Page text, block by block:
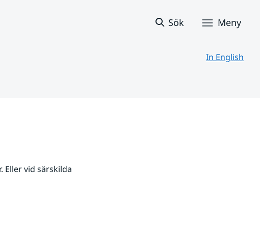
Sök Meny
In English
Eller vid särskilda